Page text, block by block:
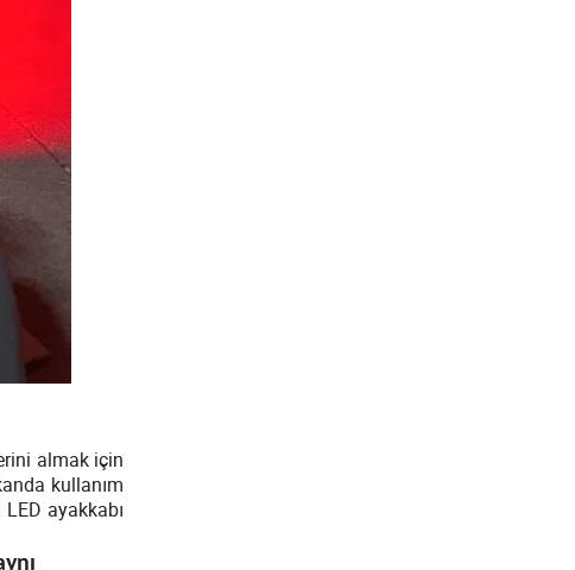
almak için
kullanım
ayakkabı